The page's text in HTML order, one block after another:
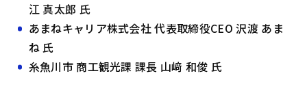
江 真太郎 氏
あまねキャリア株式会社 代表取締役CEO 沢渡 あま
ね 氏
糸魚川市 商工観光課 課長 山﨑 和俊 氏